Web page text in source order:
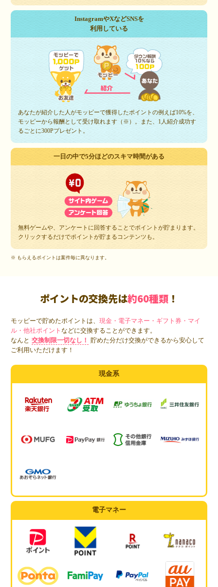
InstagramやXなどSNSを
利用している
あなたが紹介した人がモッピーで獲得したポイントの例えば10%を、
モッピーから報酬として受け取れます（※）。また、1人紹介成功す
るごとに300Pプレゼント。
一日の中で5分ほどのスキマ時間がある
無料ゲームや、アンケートに回答することでポイントが貯まります。
クリックするだけでポイントが貯まるコンテンツも。
※ もらえるポイントは案件毎に異なります。
ポイントの交換先は約60種類 ！
モッピーで貯めたポイントは、現金・電子マネー・ギフト券・マイ
ル・他社ポイントなどに交換することができます。
なんと 交換制限一切なし！
貯めた分だけ交換ができるから安心して
ご利用いただけます！
現金系
電子マネー